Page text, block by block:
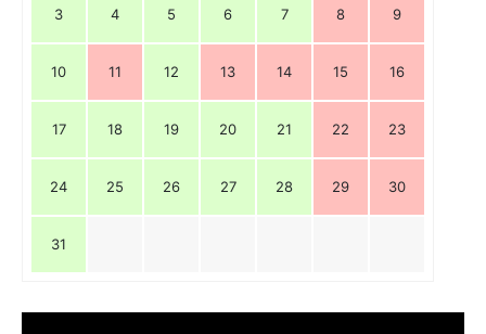
3 4 5 6 7 8 9
10 11 12 13 14 15 16
17 18 19 20 21 22 23
24 25 26 27 28 29 30
31